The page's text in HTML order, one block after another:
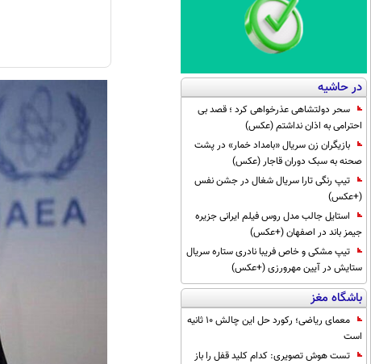
در حاشیه
سحر دولتشاهی عذرخواهی کرد ؛ قصد بی
احترامی به اذان نداشتم (عکس)
بازیگران زن سریال «بامداد خمار» در پشت
صحنه به سبک دوران قاجار (عکس)
تیپ رنگی تارا سریال شغال در جشن نفس
(+عکس)
استایل جالب مدل روس فیلم ایرانی جزیره
جیمز باند در اصفهان (+عکس)
تیپ مشکی و خاص فریبا نادری ستاره سریال
ستایش در آیین مهرورزی (+عکس)
باشگاه مغز
معمای ریاضی؛ رکورد حل این چالش 10 ثانیه
است
تست هوش تصویری: کدام کلید قفل را باز